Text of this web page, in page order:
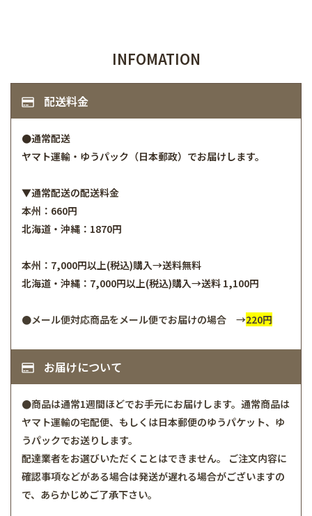
INFOMATION
配送料金
●通常配送
ヤマト運輸・ゆうパック（日本郵政）でお届けします。
▼通常配送の配送料金
本州：660円
北海道・沖縄：1870円
本州：7,000円以上(税込)購入→送料無料
北海道・沖縄：7,000円以上(税込)購入→送料 1,100円
●メール便対応商品をメール便でお届けの場合 →220円
お届けについて
●商品は通常1週間ほどでお手元にお届けします。通常商品は
ヤマト運輸の宅配便、もしくは日本郵便のゆうパケット、ゆ
うパックでお送りします。
配達業者をお選びいただくことはできません。 ご注文内容に
確認事項などがある場合は発送が遅れる場合がございますの
で、あらかじめご了承下さい。